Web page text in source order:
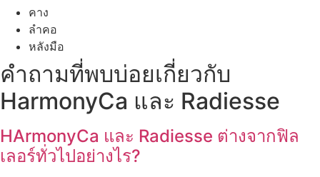
คาง
ลำคอ
หลังมือ
คำถามที่พบบ่อยเกี่ยวกับ
HarmonyCa และ Radiesse
HArmonyCa และ Radiesse ต่างจากฟิล
เลอร์ทั่วไปอย่างไร?